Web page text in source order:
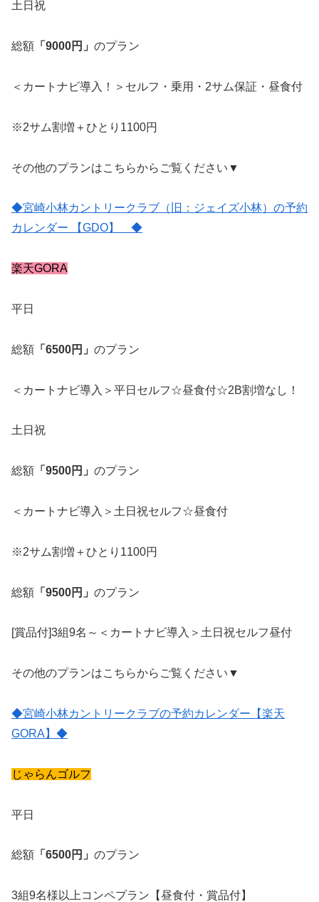
土日祝
総額 「9000円」 のプラン
＜カートナビ導入！＞セルフ・乗用・2サム保証・昼食付
※2サム割増＋ひとり1100円
その他のプランはこちらからご覧ください▼
◆宮崎小林カントリークラブ（旧：ジェイズ小林）の予約
カレンダー 【GDO】 ◆
楽天GORA
平日
総額 「6500円」 のプラン
＜カートナビ導入＞平日セルフ☆昼食付☆2B割増なし！
土日祝
総額 「9500円」 のプラン
＜カートナビ導入＞土日祝セルフ☆昼食付
※2サム割増＋ひとり1100円
総額 「9500円」 のプラン
[賞品付]3組9名～＜カートナビ導入＞土日祝セルフ昼付
その他のプランはこちらからご覧ください▼
◆宮崎小林カントリークラブの予約カレンダー【楽天
GORA】◆
じゃらんゴルフ
平日
総額 「6500円」 のプラン
3組9名様以上コンペプラン【昼食付・賞品付】